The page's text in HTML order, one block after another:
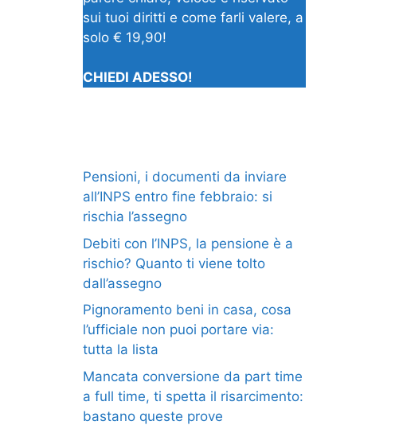
sui tuoi diritti e come farli valere, a
solo € 19,90!
CHIEDI ADESSO!
Pensioni, i documenti da inviare
all’INPS entro fine febbraio: si
rischia l’assegno
Debiti con l’INPS, la pensione è a
rischio? Quanto ti viene tolto
dall’assegno
Pignoramento beni in casa, cosa
l’ufficiale non puoi portare via:
tutta la lista
Mancata conversione da part time
a full time, ti spetta il risarcimento:
bastano queste prove